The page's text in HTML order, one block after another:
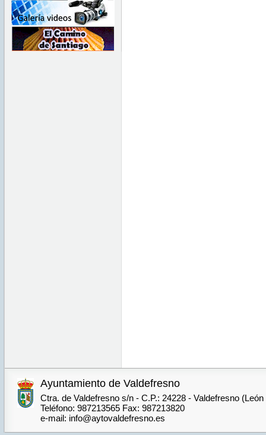
Ayuntamiento de Valdefresno
Ctra. de Valdefresno s/n - C.P.: 24228 - Valdefresno
Teléfono: 987213565 Fax: 987213820
e-mail: info@aytovaldefresno.es